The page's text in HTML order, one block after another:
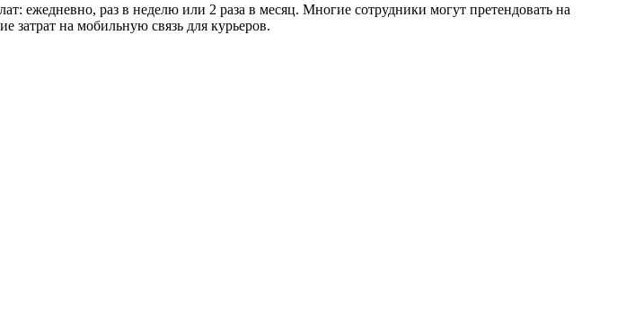
раз в неделю или 2 раза в месяц. Многие сотрудники могут претендовать на
на мобильную связь для курьеров.